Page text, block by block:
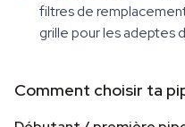
filtres de
grille pour les adeptes
Comment choisir ta